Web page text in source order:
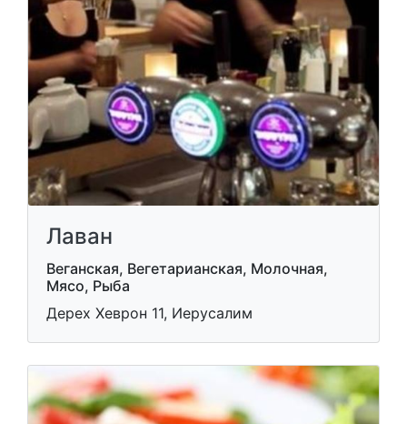
Лаван
Веганская, Вегетарианская, Молочная,
Мясо, Рыба
Дерех Хеврон 11, Иерусалим